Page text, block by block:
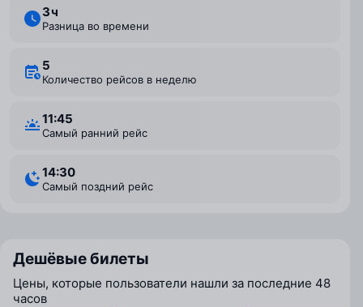
3 ⁠ч
Разница во времени
5
Количество рейсов в неделю
11:45
Самый ранний рейс
14:30
Самый поздний рейс
Дешёвые билеты
Цены, которые пользователи нашли за последние 48
часов